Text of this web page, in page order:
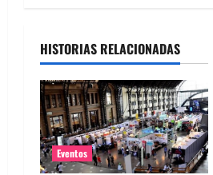
a
c
i
ó
HISTORIAS RELACIONADAS
Eventos